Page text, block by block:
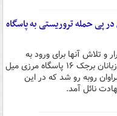
پی حمله تروریستی به پاسگاه
و تلاش آنها برای ورود به
کشور با مقاومت مرزبانان برجک ۱۶ پاسگاه مرزی میل
روبه رو شد که در این
نائل آمد.